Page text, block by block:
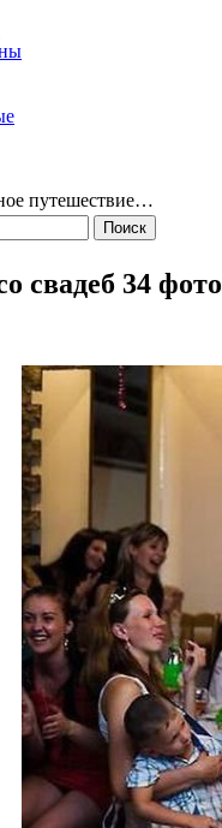
путешествие…
свадеб 34 фото